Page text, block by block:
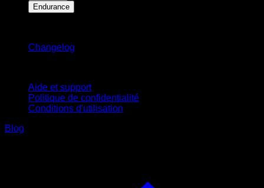
Endurance
Changelog
Aide et support
Politique de confidentialité
Conditions d'utilisation
Blog